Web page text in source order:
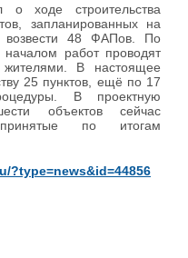
ходе строительства
запланированных на
возвести 48 ФАПов. По
работ проводят
В настоящее
25 пунктов, ещё по 17
В проектную
объектов сейчас
принятые по итогам
?type=news&id=44856